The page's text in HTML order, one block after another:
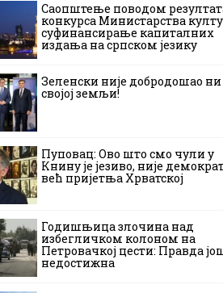
Саопштење поводом
конкурса Министарства
суфинансирање капиталних
издања на српском језику
Зеленски није добродошао ни
својој земљи!
Пуповац: Ово што смо чули у
Книну је језиво, није
већ пријетња Хрватској
Годишњица злочина над
избегличком колоном на
Петровачкој цести: Правда
недостижна